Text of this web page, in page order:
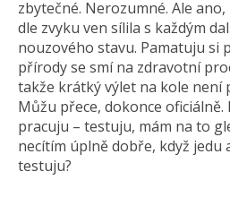
zbytečné. Nerozumné. Ale
dle zvyku ven sílila s každým
nouzového stavu. Pamatuju si
přírody se smí na zdravotní
takže krátký výlet na kole není
Můžu přece, dokonce oficiálně.
pracuju – testuju, mám na to
necítím úplně dobře, když jedu
testuju?